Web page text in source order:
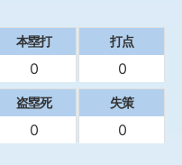
本塁打
0
打点
0
盗塁死
0
失策
0